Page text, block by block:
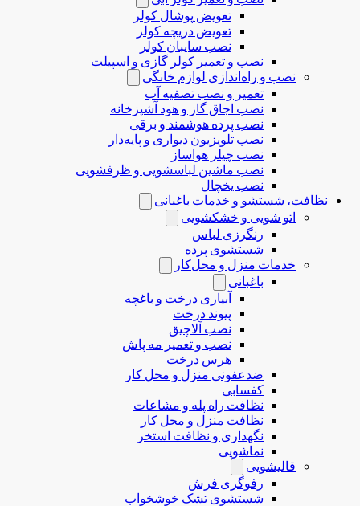
تعویض پوشال کولر
تعویض دریچه کولر
نصب سایبان کولر
نصب و تعمیر کولر گازی و اسپیلت
نصب و راه‌اندازی لوازم خانگی
تعمیر و نصب تصفیه آب
نصب اجاق گاز و هود آشپزخانه
نصب پرده هوشمند و برقی
نصب تلویزیون دیواری و پایه‌دار
نصب چیلر هواساز
نصب ماشین لباسشویی و ظرفشویی
نصب یخچال
نظافت، شستشو و خدمات باغبانی
اتو شویی و خشکشویی
رنگرزی لباس
شستشوی پرده
خدمات منزل و محل‌کار
باغبانی
آبیاری درخت و باغچه
پیوند درخت
نصب آلاچیق
نصب و تعمیر مه پاش
هرس درخت
ضدعفونی منزل و محل کار
کفسابی
نظافت راه پله و مشاعات
نظافت منزل و محل کار
نگهداری و نظافت استخر
نماشویی
قالیشویی
رفوگری فرش
شستشوی تشک خوشخواب